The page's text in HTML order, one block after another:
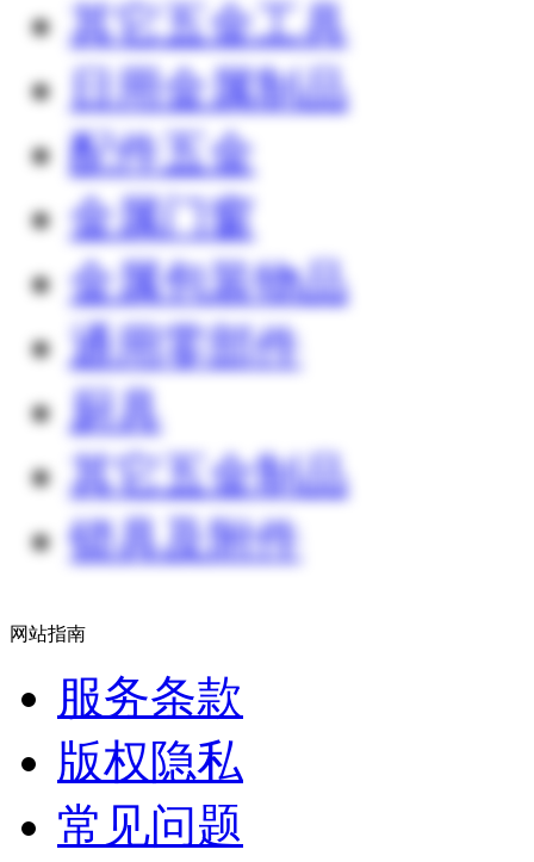
其它五金工具
日用金属制品
配件五金
金属门窗
金属包装物品
通用零部件
厨具
其它五金制品
锁具及附件
网站指南
服务条款
版权隐私
常见问题